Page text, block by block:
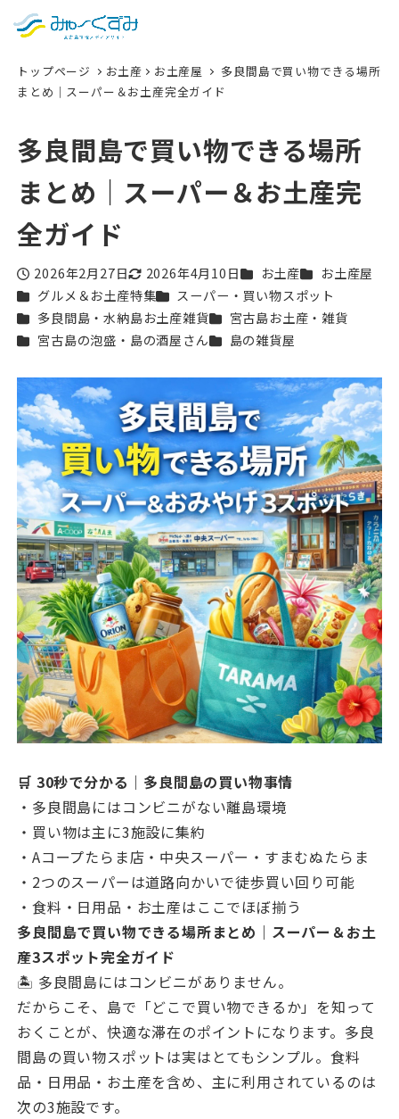
한국어
検索
トップページ お土産 お土産屋
多良間島で買い物できる場所
まとめ｜スーパー＆お土産完全ガイド
多良間島で買い物できる場所
まとめ｜スーパー＆お土産完
全ガイド
投稿日
2026年2月27日
更新日
2026年4月10日カテゴリー
お土産カテゴリー
お土産屋
カテゴリー
グルメ＆お土産特集カテゴリー
スーパー・買い物スポット
カテゴリー
多良間島・水納島お土産雑貨カテゴリー
宮古島お土産・雑貨
カテゴリー
宮古島の泡盛・島の酒屋さんカテゴリー
島の雑貨屋
🛒 30秒で分かる｜多良間島の買い物事情
・多良間島にはコンビニがない離島環境
・買い物は主に3施設に集約
・Aコープたらま店・中央スーパー・すまむぬたらま
・2つのスーパーは道路向かいで徒歩買い回り可能
・食料・日用品・お土産はここでほぼ揃う
多良間島で買い物できる場所まとめ｜スーパー＆お土
産3スポット完全ガイド
🏝 多良間島にはコンビニがありません。
だからこそ、島で「どこで買い物できるか」を知って
おくことが、快適な滞在のポイントになります。多良
間島の買い物スポットは実はとてもシンプル。食料
品・日用品・お土産を含め、主に利用されているのは
次の3施設です。